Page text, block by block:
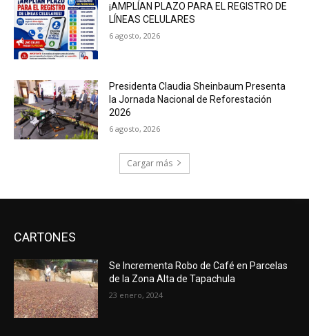
¡AMPLÍAN PLAZO PARA EL REGISTRO DE
LÍNEAS CELULARES
6 agosto, 2026
Presidenta Claudia Sheinbaum Presenta
la Jornada Nacional de Reforestación
2026
6 agosto, 2026
Cargar más
CARTONES
Se Incrementa Robo de Café en Parcelas
de la Zona Alta de Tapachula
23 enero, 2024